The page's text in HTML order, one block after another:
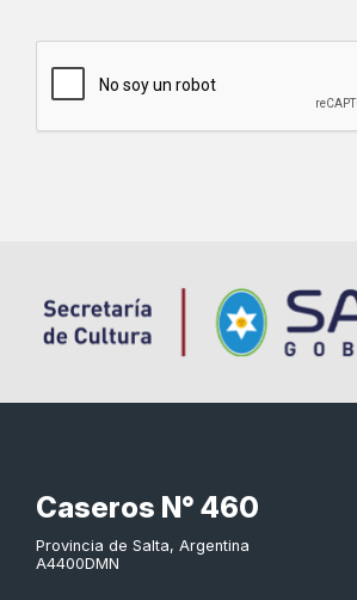
CAPTCHA
Caseros N° 460
Provincia de Salta, Argentina
A4400DMN